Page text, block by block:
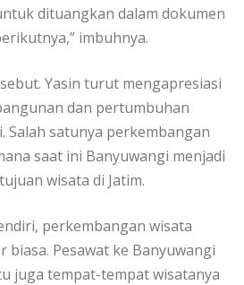
dituangkan dalam dokumen
imbuhnya.
Yasin turut mengapresiasi
dan pertumbuhan
Salah satunya perkembangan
saat ini Banyuwangi menjadi
wisata di Jatim.
perkembangan wisata
biasa. Pesawat ke Banyuwangi
juga tempat-tempat wisatanya